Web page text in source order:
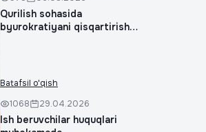
Qurilish sohasida
byurokratiyani qisqartirish
Batafsil o'qish
1068
29.04.2026
Ish beruvchilar huquqlari